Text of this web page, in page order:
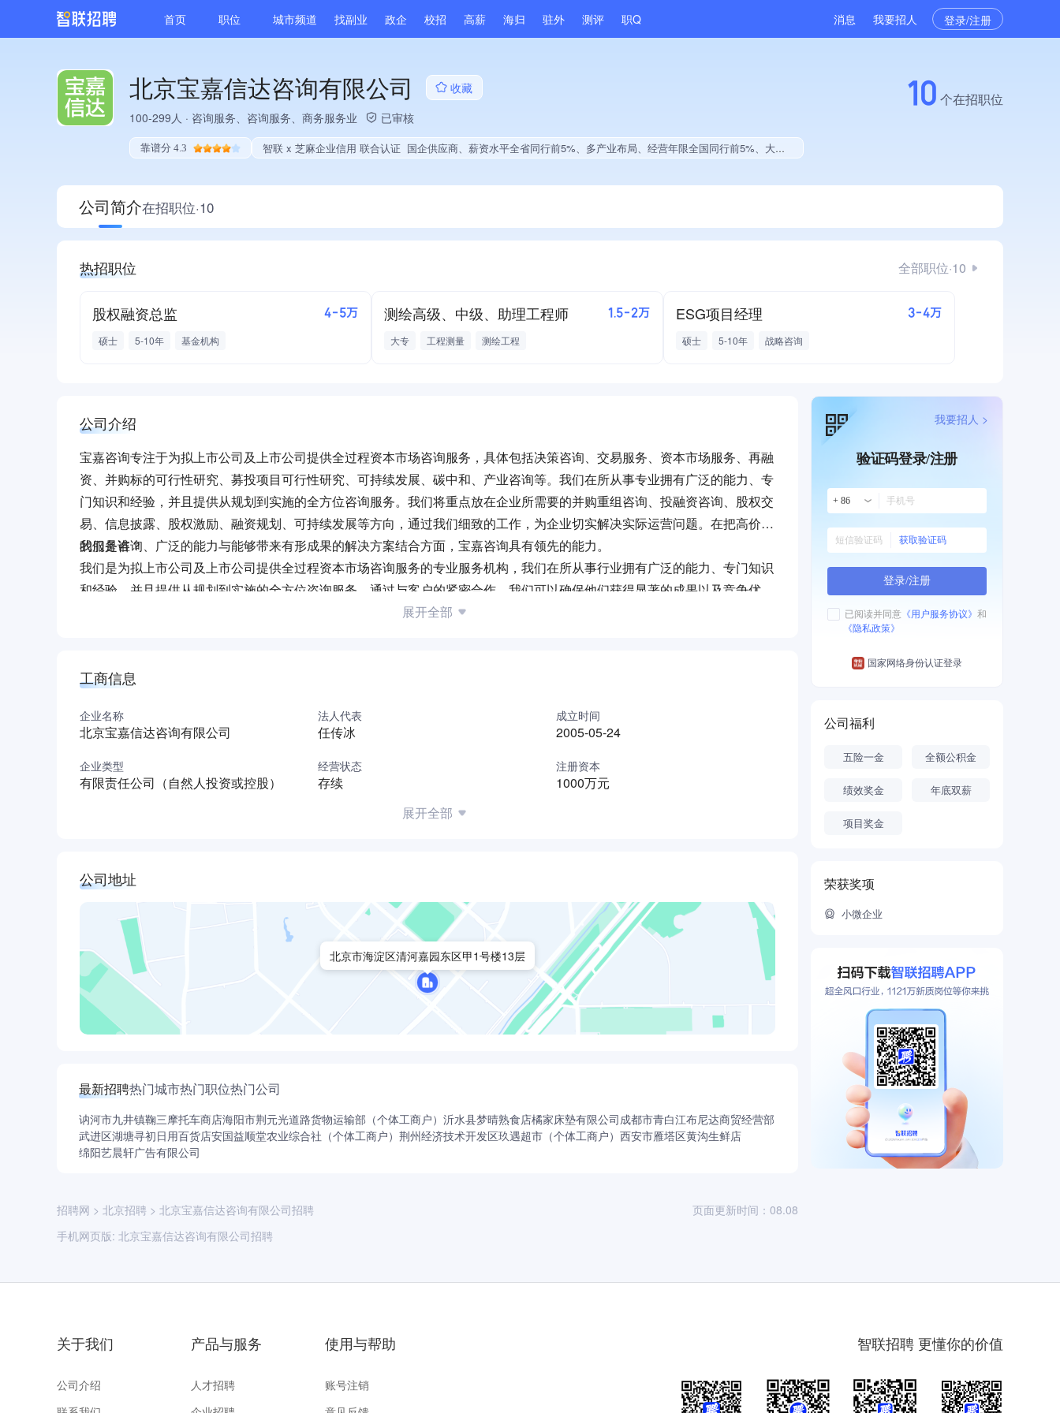
首页 职位 城市频道 找副业 政企 校招 高薪 海归 驻外 测评 职Q 消息 我要招人 登录/注册
北京宝嘉信达咨询有限公司
收藏
100-299人 · 咨询服务、咨询服务、商务服务业 已审核
靠谱分 4.3 智联 x 芝麻企业信用 联合认证 国企供应商、薪资水平全省同行前5%、多产业布局、经营年限全国同行前5%、大学生就业贡献
10 个在招职位
公司简介在招职位·10
热招职位 全部职位·10
股权融资总监 4-5万
硕士 5-10年 基金机构
测绘高级、中级、助理工程师 1.5-2万
大专 工程测量 测绘工程
ESG项目经理 3-4万
硕士 5-10年 战略咨询
公司介绍
宝嘉咨询专注于为拟上市公司及上市公司提供全过程资本市场咨询服务，具体包括决策咨询、交易服务、资本市场服务、再融
资、并购标的可行性研究、募投项目可行性研究、可持续发展、碳中和、产业咨询等。我们在所从事专业拥有广泛的能力、专
门知识和经验，并且提供从规划到实施的全方位咨询服务。我们将重点放在企业所需要的并购重组咨询、投融资咨询、股权交
易、信息披露、股权激励、融资规划、可持续发展等方向，通过我们细致的工作，为企业切实解决实际运营问题。在把高价值
的服务咨询、广泛的能力与能够带来有形成果的解决方案结合方面，宝嘉咨询具有领先的能力。
我们是谁？
我们是为拟上市公司及上市公司提供全过程资本市场咨询服务的专业服务机构，我们在所从事行业拥有广泛的能力、专门知识
和经验，并且提供从规划到实施的全方位咨询服务。通过与客户的紧密合作，我们可以确保他们获得显著的成果以及竞争优
等方向，通过我们细致的工作，为企业切实解决实际运营问题。在把高价值的服务咨询、广泛的能力与能够带来有形成果的解
解决运营中的疑难杂症，转变他们的运营模式，并提供实施过程的支持。这就是宝嘉既能做到务实又能确保高效力的原因。
我们的团队构成？
我们五十余名咨询顾问来自各行各业，拥有非同一般的背景。他们拥有各个行业深厚的从业背景和人脉资源，熟悉各种产业政
策、法律条规。咨询顾问具有各类学科的文凭，其中包括会计、金融、法律、计算机通信、经济学等专业。我们非常重视每个
观点和经验。
我们的使命是什么？
我们的使命阐释了我们期望在现阶段和未来给客户带来什么样的价值。宝嘉作为一个全方位咨询服务机构，全心致力于为客户
提供深入的、实实在在的成果。
我们承诺什么？
我们带来有形的成果。我们的高级顾问积极参与每一项业务。我们是在一种鼓励"工作伙伴式关系"的环境中做到这一点的。我
们本着战略性思维和与客户协作的承诺，制定并实施能够给客户带来重要影响的相关知识和工作成果。宝嘉能够向客户提供深
刻、切实的建议，以及实施的全程支持，并由此闻名。客户对宝嘉的评论是，通过采用优秀的实施方式，我们成为了客户真正
诚实、尊重个人、实现价值以及客户第一是我们的核心价值。我们致力于帮助客户获得成功并坚守自己的准则，从而使宝嘉脱
颖而出并成为顶级的专业服务机构。
诚实原则
诚实意味着明辨是非，并做正确的事情。我们诚实地表述自己的能力。我们严格遵守客户信息保密协议，不会为了获取资料而
责。
尊重个人
我们用客户的成功来衡量我们的成功，并倾己所有为客户提供服务以确保他们获得成功。我们希望了解客户真正的需求，而不
价值让渡
我们致力于为客户创造价值，获得数倍于其投资的回报。我们帮助客户实现有形的、积极的成果，而不是交付简单的成果。
展开全部
工商信息
企业名称
北京宝嘉信达咨询有限公司
法人代表
任传冰
成立时间
2005-05-24
企业类型
有限责任公司（自然人投资或控股）
经营状态
存续
注册资本
1000万元
展开全部
公司地址
北京市海淀区清河嘉园东区甲1号楼13层
最新招聘热门城市热门职位热门公司
讷河市九井镇鞠三摩托车商店海阳市荆元光道路货物运输部（个体工商户） 沂水县梦晴熟食店橘家床墊有限公司成都市青白江布尼达商贸经营部
武进区湖塘寻初日用百货店安国益顺堂农业综合社（个体工商户） 荆州经济技术开发区玖遇超市（个体工商户） 西安市雁塔区黄沟生鲜店
绵阳艺晨轩广告有限公司
招聘网 > 北京招聘 > 北京宝嘉信达咨询有限公司招聘
手机网页版: 北京宝嘉信达咨询有限公司招聘
页面更新时间：08.08
验证码登录/注册
+ 86
获取验证码
登录/注册
已阅读并同意 《用户服务协议》 和
《隐私政策》
国家网络身份认证登录
我要招人 >
公司福利
五险一金 全额公积金
绩效奖金 年底双薪
项目奖金
荣获奖项
小微企业
关于我们
公司介绍
产品与服务
人才招聘
使用与帮助
账号注销
智联招聘 更懂你的价值